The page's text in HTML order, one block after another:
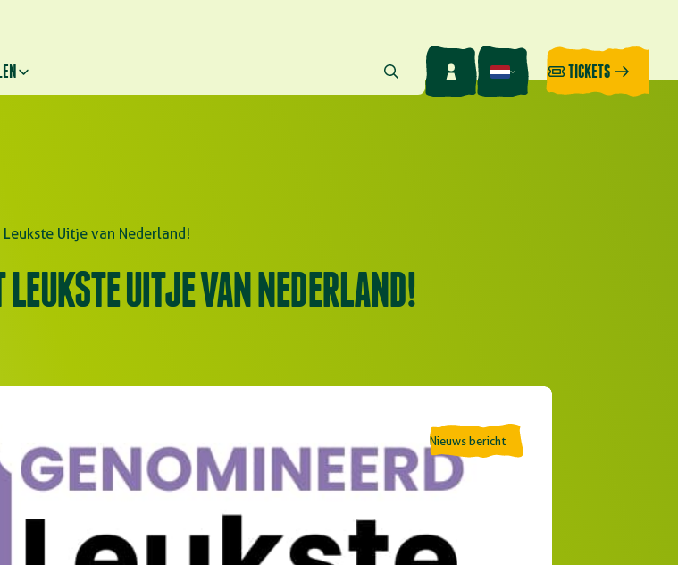
TICKETS
Uitje van Nederland!
LEUKSTE UITJE VAN NEDERLAND!
Nieuws bericht